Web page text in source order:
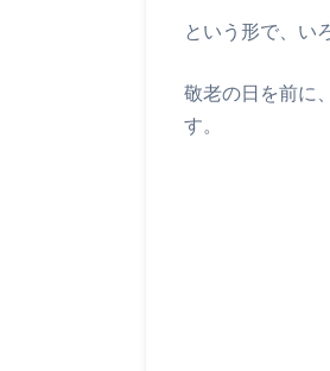
という形で、い
敬老の日を前に
す。